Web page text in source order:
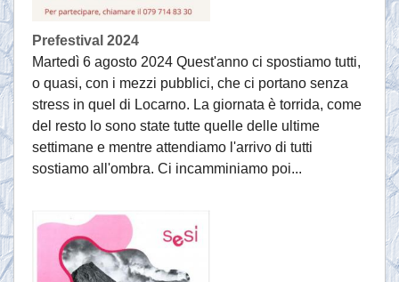
Prefestival 2024
Martedì 6 agosto 2024 Quest'anno ci spostiamo tutti,
o quasi, con i mezzi pubblici, che ci portano senza
stress in quel di Locarno. La giornata è torrida, come
del resto lo sono state tutte quelle delle ultime
settimane e mentre attendiamo l'arrivo di tutti
sostiamo all'ombra. Ci incamminiamo poi...